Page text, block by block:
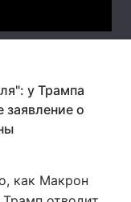
у Трампа
заявление о
как Макрон